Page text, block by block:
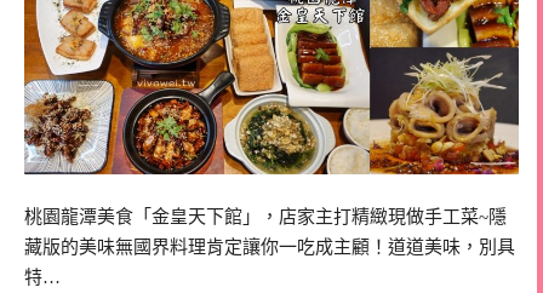
桃園龍潭美食「金皇天下館」，店家主打精緻現做手工菜~隱
藏版的美味無國界料理肯定讓你一吃成主顧！道道美味，別具
特…